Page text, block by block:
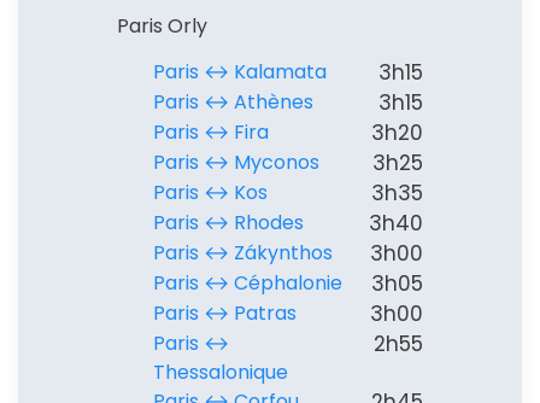
Paris Orly
Paris ↔︎ Kalamata
3h15
Paris ↔︎ Athènes 3h15
Paris ↔︎ Fira 3h20
Paris ↔︎ Myconos 3h25
Paris ↔︎ Kos 3h35
Paris ↔︎ Rhodes 3h40
Paris ↔︎ Zákynthos 3h00
Paris ↔︎ Céphalonie 3h05
Paris ↔︎ Patras 3h00
Paris ↔︎
Thessalonique
2h55